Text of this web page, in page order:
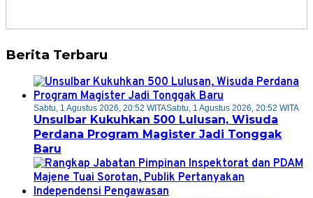
Berita Terbaru
Sabtu, 1 Agustus 2026, 20:52 WITASabtu, 1 Agustus 2026, 20:52 WITA
Unsulbar Kukuhkan 500 Lulusan, Wisuda
Perdana Program Magister Jadi Tonggak
Baru